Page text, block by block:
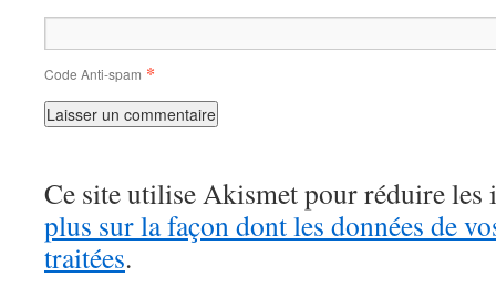
Code Anti-spam *
Ce site utilise Akismet pour réduire les
plus sur la façon dont les données de
traitées.